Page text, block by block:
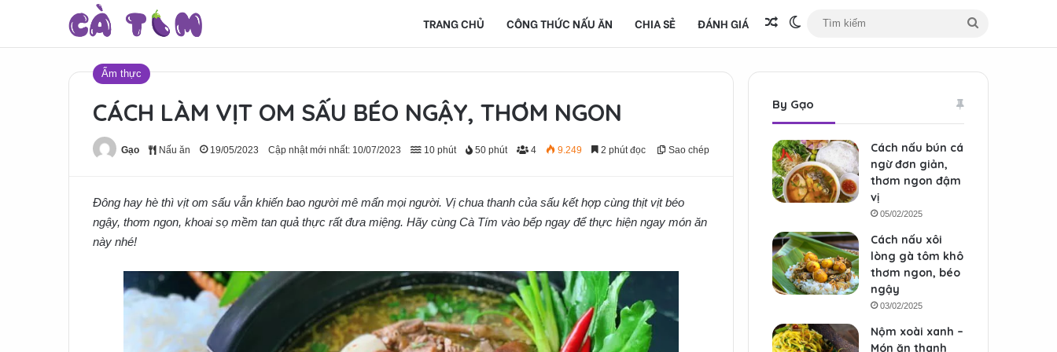
TRANG CHỦ CÔNG THỨC NẤU ĂN CHIA SẺ ĐÁNH GIÁ Bài viết ngẫu nhiên
Switch skin
kiếm
Ẩm thực
CÁCH LÀM VỊT OM SẤU BÉO NGẬY, THƠM NGON
Gạo Nấu ăn 19/05/2023 Cập nhật mới nhất: 10/07/2023 10 phút 50 phút 4 9.249 2 phút đọc Sao chép
Đông hay hè thì vịt om sấu vẫn khiến bao người mê mẩn mọi người. Vị chua thanh của sấu kết hợp cùng thịt vịt béo
ngậy, thơm ngon, khoai sọ mềm tan quả thực rất đưa miệng. Hãy cùng Cà Tím vào bếp ngay để thực hiện ngay món ăn
này nhé!
By Gạo
Cách nấu bún cá
ngừ đơn giản,
thơm ngon đậm
vị
05/02/2025
Cách nấu xôi
lòng gà tôm khô
thơm ngon, béo
ngậy
03/02/2025
Nộm xoài xanh –
Món ăn thanh